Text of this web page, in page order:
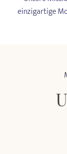
einzigartige